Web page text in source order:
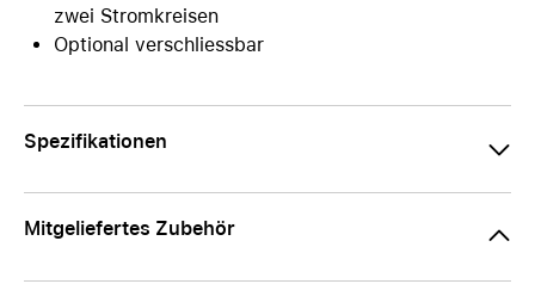
zwei Stromkreisen
Optional verschliessbar
Spezifikationen
Mitgeliefertes Zubehör